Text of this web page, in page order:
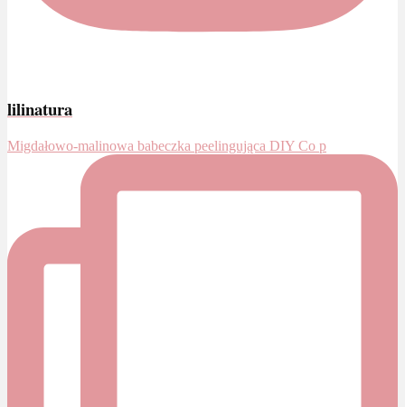
lilinatura
Migdałowo-malinowa babeczka peelingująca DIY Co p